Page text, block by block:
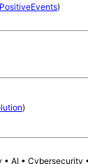
)
)
• AI • Cybersecurity